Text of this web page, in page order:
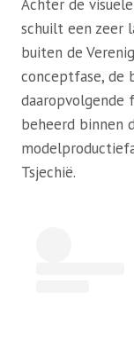
Achter de
schuilt een zeer
buiten de
conceptfase, de
daaropvolgende
beheerd binnen
Tsjechië.